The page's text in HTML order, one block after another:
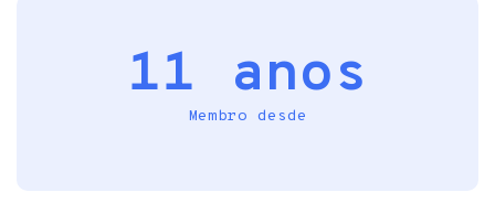
11 anos
Membro desde